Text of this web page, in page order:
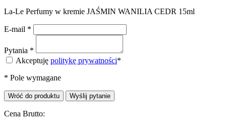
La-Le Perfumy w kremie JAŚMIN WANILIA CEDR 15ml
E-mail *
Pytania *
Akceptuję politykę prywatności*
* Pole wymagane
Wróć do produktu Wyślij pytanie
Cena Brutto: